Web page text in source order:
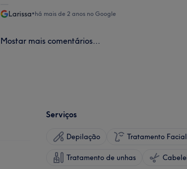
Larissa•há mais de 2 anos no Google
Mostar mais comentários...
Serviços
Depilação Tratamento Facial
Tratamento de unhas